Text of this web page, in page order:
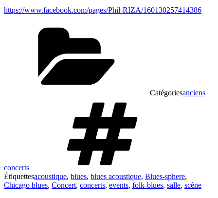
https://www.facebook.com/pages/Phil-RIZA/160130257414386
Catégoriesanciens
concerts
Étiquettesacoustique, blues, blues acoustique, Blues-sphere,
Chicago blues, Concert, concerts, events, folk-blues, salle, scène